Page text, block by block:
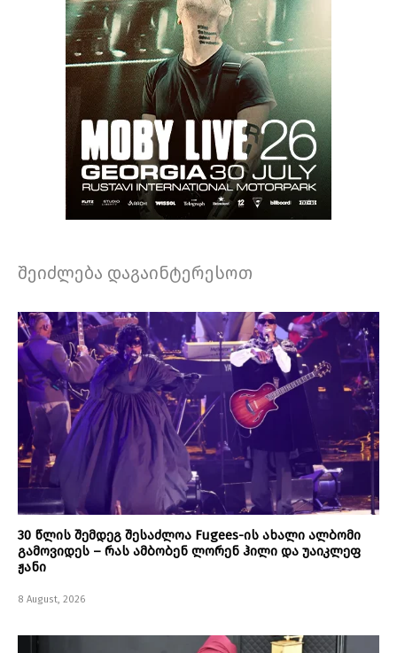
შეიძლება დაგაინტერესოთ
30 წლის შემდეგ შესაძლოა Fugees-ის ახალი ალბომი
გამოვიდეს – რას ამბობენ ლორენ ჰილი და უაიკლეფ
ჟანი
8 August, 2026